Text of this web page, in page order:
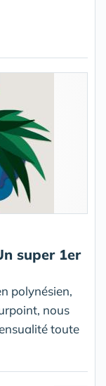
super 1er
polynésien,
nous
toute